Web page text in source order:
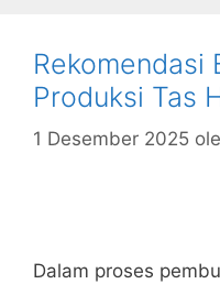
Rekomendasi
Produksi Tas
1 Desember 2025
Dalam proses